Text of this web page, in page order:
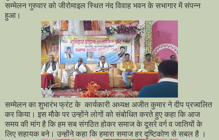
सम्मेलन गुरुवार को जीरोमाइल स्थित नंद विवाह भवन के सभागार में संपन्न
हुआ।
सम्मेलन का शुभारंभ फ्रंट के कार्यकारी अध्यक्ष अजीत कुमार ने दीप प्रज्वलित
कर किया। इस मौके पर उन्होंने लोगों को संबोधित करते हुए कहा कि आज
समय की मांग है कि हम सब संगठित होकर समाज के दूसरे वर्ग व जातियों के
लिए सहायक बने। उन्होंने कहा कि हमारा समाज हर दृष्टिकोण से सबल है ।